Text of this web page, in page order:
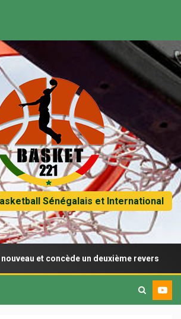
Sénégalais et International
et concède un deuxième revers